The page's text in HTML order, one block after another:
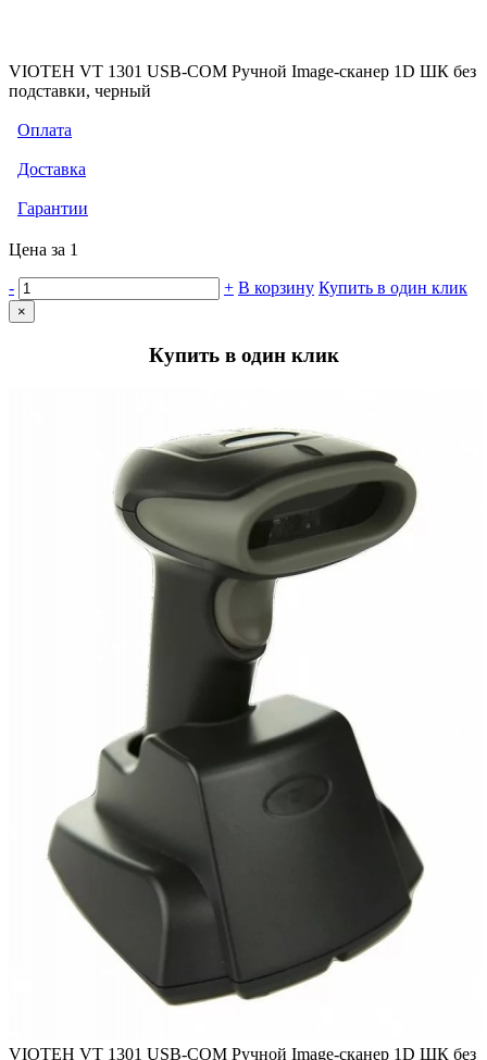
VIOTEH VT 1301 USB-COM Ручной Image-сканер 1D ШК без
подставки, черный
Оплата
Доставка
Гарантии
Цена за 1
- + В корзину Купить в один клик
×
Купить в один клик
VIOTEH VT 1301 USB-COM Ручной Image-сканер 1D ШК без